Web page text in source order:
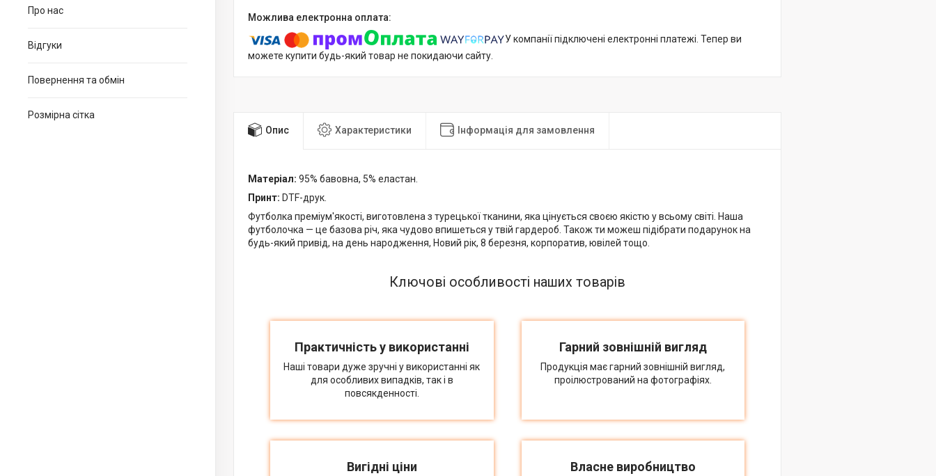
Про нас
Відгуки
Повернення та обмін
Розмірна сітка
У компанії підключені електронні платежі. Тепер ви
можете купити будь-який товар не покидаючи сайту.
Опис Характеристики Інформація для замовлення
Матеріал: 95% бавовна, 5% еластан.
Принт: DTF-друк.
Футболка преміум'якості, виготовлена з турецької тканини, яка цінується своєю якістю у всьому світі. Наша
футболочка — це базова річ, яка чудово впишеться у твій гардероб. Також ти можеш підібрати подарунок на
будь-який привід, на день народження, Новий рік, 8 березня, корпоратив, ювілей тощо.
Ключові особливості наших товарів
Практичність у використанні
Наші товари дуже зручні у використанні як
для особливих випадків, так і в
повсякденності.
Гарний зовнішній вигляд
Продукція має гарний зовнішній вигляд,
проілюстрований на фотографіях.
Вигідні ціни Власне виробництво